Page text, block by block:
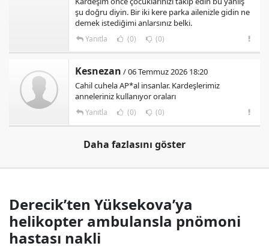
şu doğru diyin. Bir iki kere parka ailenizle gidin ne
demek istediğimi anlarsınız belki.
Yanıtla (0) (0)
Kesnezan / 06 Temmuz 2026 18:20
Cahil cuhela AP*al insanlar. Kardeşlerimiz
anneleriniz kullanıyor oraları
Yanıtla (0) (0)
Daha fazlasını göster
Derecik’ten Yüksekova’ya
helikopter ambulansla pnömoni
hastası nakli